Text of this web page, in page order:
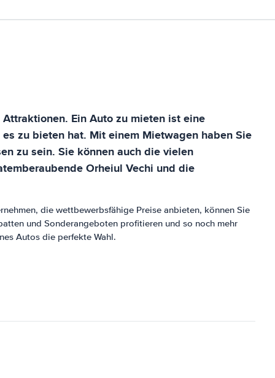
Ein Auto zu mieten ist eine
zu bieten hat. Mit einem Mietwagen haben Sie
zu sein. Sie können auch die vielen
Orheiul Vechi und die
die wettbewerbsfähige Preise anbieten, können Sie
und Sonderangeboten profitieren und so noch mehr
Autos die perfekte Wahl.